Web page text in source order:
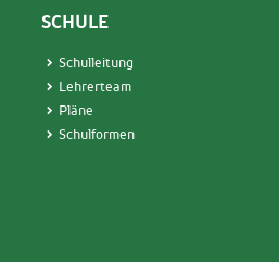
SCHULE
Schulleitung
Lehrerteam
Pläne
Schulformen